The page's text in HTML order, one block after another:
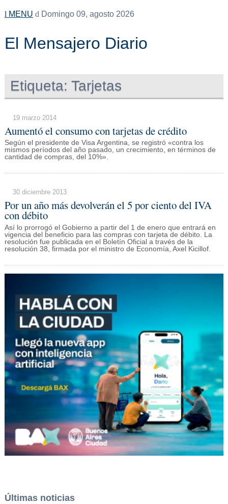
MENU Domingo 09, agosto 2026
El Mensajero Diario
Etiqueta: Tarjetas
19 marzo 2014
Aumentó el consumo con tarjetas de crédito
Según el presidente de Visa Argentina, se registró «contra los
mismos períodos del año pasado, un crecimiento, en términos de
cantidad de compras, del 10%».
30 diciembre 2013
Por un año más devolverán el 5 por ciento del IVA
con débito
Así lo prorrogó el Gobierno a partir del 1 de enero que entrará en
vigencia del beneficio para las compras con tarjeta de débito. La
resolución fue publicada en el Boletín Oficial a través de la
resolución 38, firmada por el ministro de Economía, Axel Kicillof.
Últimas noticias